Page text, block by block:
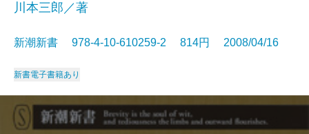
川本三郎／著
新潮新書 978-4-10-610259-2 814円 2008/04/16
新書電子書籍あり